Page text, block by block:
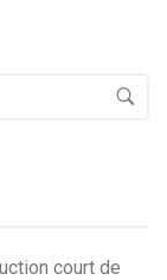
court de